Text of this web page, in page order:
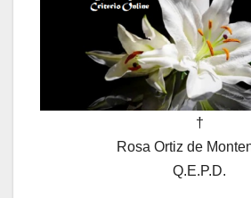
†
Rosa Ortiz de
Q.E.P.D.